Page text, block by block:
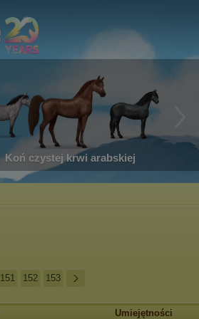
Koń czystej krwi arabskiej
151 152 153
Umiejętności